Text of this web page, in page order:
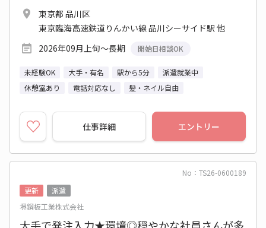
東京都 品川区
東京臨海高速鉄道りんかい線 品川シーサイド駅 他
2026年09月上旬～長期
開始日相談OK
未経験OK 大手・有名 駅から5分
派遣就業中
休憩室あり
電話対応なし 髪・ネイル自由
仕事詳細 エントリー
No：TS26-0600189
更新
派遣
堺鋼板工業株式会社